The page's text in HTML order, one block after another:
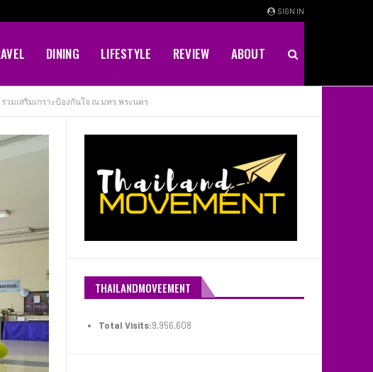
SIGN IN
DINING LIFESTYLE REVIEW ABOUT
วมเสริมเกราะป้องกันใจ ณ มทร.พระนคร
THAILANDMOVEEMENT
Total Visits:9,956,608